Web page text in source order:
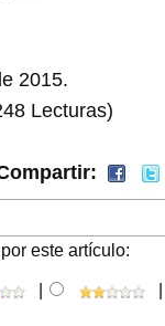
2015.
Lecturas)
este artículo: